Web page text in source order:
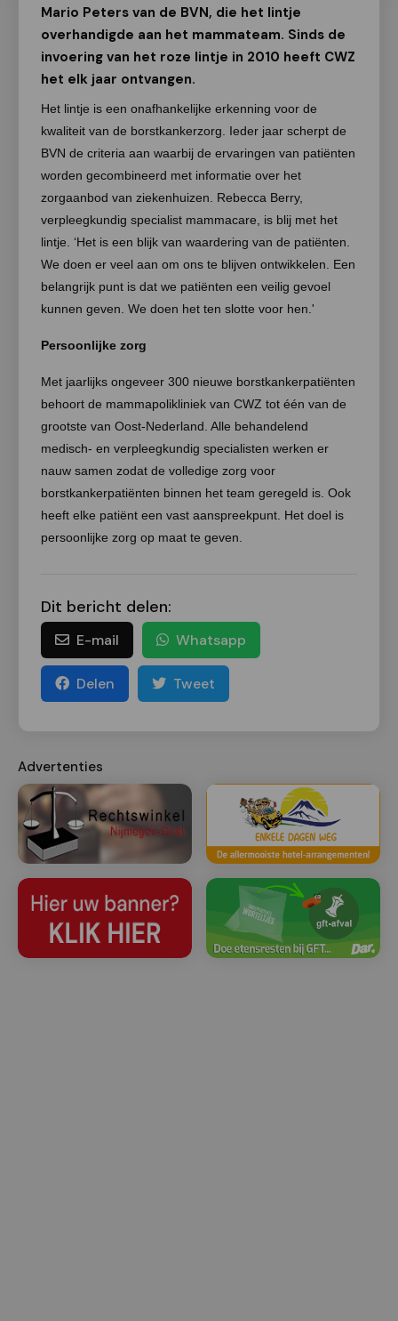
Mario Peters van de BVN, die het lintje
overhandigde aan het mammateam. Sinds de
invoering van het roze lintje in 2010 heeft CWZ
het elk jaar ontvangen.
Het lintje is een onafhankelijke erkenning voor de
kwaliteit van de borstkankerzorg. Ieder jaar scherpt de
BVN de criteria aan waarbij de ervaringen van patiënten
worden gecombineerd met informatie over het
zorgaanbod van ziekenhuizen. Rebecca Berry,
verpleegkundig specialist mammacare, is blij met het
lintje. ‘Het is een blijk van waardering van de patiënten.
We doen er veel aan om ons te blijven ontwikkelen. Een
belangrijk punt is dat we patiënten een veilig gevoel
kunnen geven. We doen het ten slotte voor hen.'
Persoonlijke zorg
Met jaarlijks ongeveer 300 nieuwe borstkankerpatiënten
behoort de mammapolikliniek van CWZ tot één van de
grootste van Oost-Nederland. Alle behandelend
medisch- en verpleegkundig specialisten werken er
nauw samen zodat de volledige zorg voor
borstkankerpatiënten binnen het team geregeld is. Ook
heeft elke patiënt een vast aanspreekpunt. Het doel is
persoonlijke zorg op maat te geven.
Dit bericht delen:
E-mail Whatsapp
Delen Tweet
Advertenties